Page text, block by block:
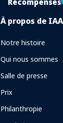
Récompenses
À propos de
Notre histoire
Qui nous sommes
Salle de presse
Prix
Philanthropie